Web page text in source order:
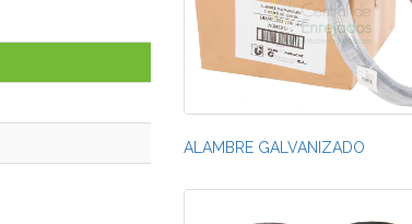
ALAMBRE GALVANIZADO